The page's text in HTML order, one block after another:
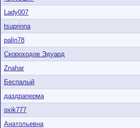
Lady007
tsuprinna
palin78
Скороходов Эдуард
Znahar
Беспалый
даздраперма
oxik777
Анатольевна